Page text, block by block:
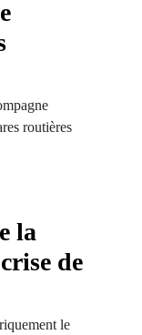
routières
la
de
le